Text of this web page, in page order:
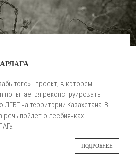
- проект, в котором
попытается реконструировать
ЛГБТ на территории Казахстана. В
речь пойдет о лесбиянках-
ПОДРОБНЕЕ